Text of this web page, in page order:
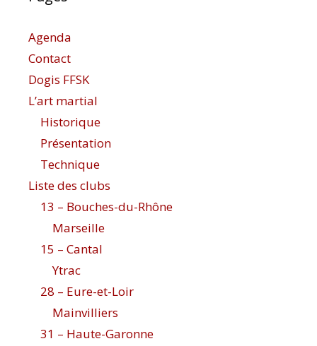
Agenda
Contact
Dogis FFSK
L’art martial
Historique
Présentation
Technique
Liste des clubs
13 – Bouches-du-Rhône
Marseille
15 – Cantal
Ytrac
28 – Eure-et-Loir
Mainvilliers
31 – Haute-Garonne